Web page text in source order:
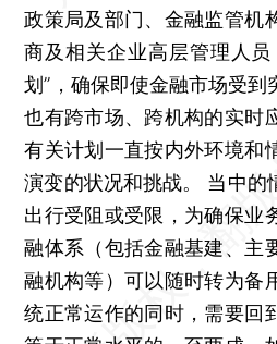
政策局及部门、金融监管机
商及相关企业高层管理人
划”，确保即使金融市场受
也有跨市场、跨机构的实时
有关计划一直按内外环境和
演变的状况和挑战。 当中的
出行受阻或受限，为确保业
融体系（包括金融基建、主
融机构等）可以随时转为备
统正常运作的同时，需要回